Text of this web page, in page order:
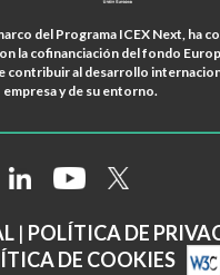
del Programa ICEX Next, ha
la cofinanciación del fondo
contribuir al desarrollo
empresa y de su entorno.
| POLÍTICA DE
DE COOKIES